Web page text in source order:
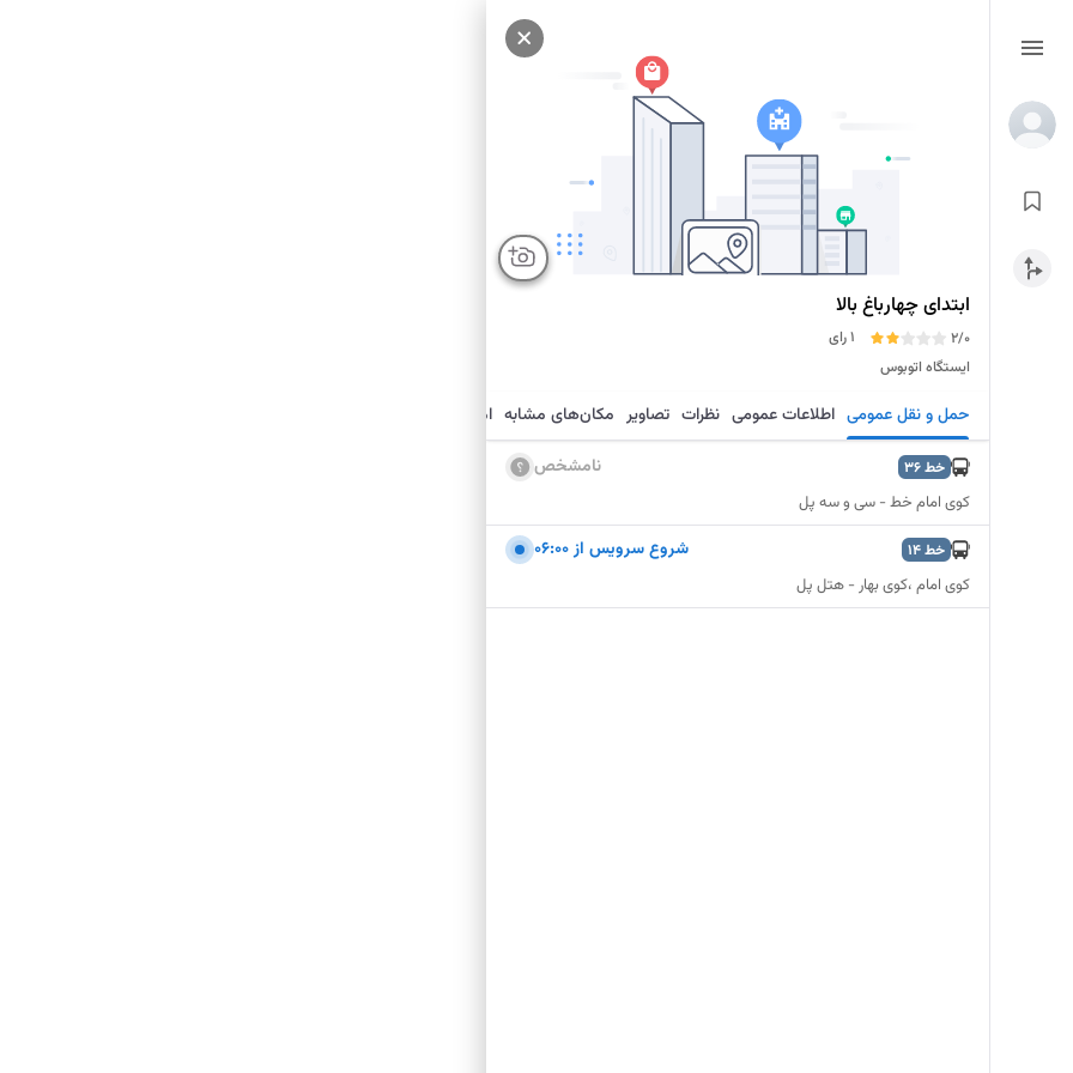
ابتدای چهارباغ بالا
2/0
1 رای
ایستگاه اتوبوس
حمل و نقل عمومی اطلاعات عمومی نظرات تصاویر مکان‌های مشابه امکانات نزدیک
خط36 نامشخص
کوی امام خط - سی و سه پل
خط14 شروع سرویس از ۰۶:۰۰
کوی امام ،کوی بهار - هتل پل